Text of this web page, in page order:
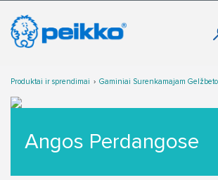
Produktai ir sprendimai Gaminiai Surenkamajam
Angos Perdangose